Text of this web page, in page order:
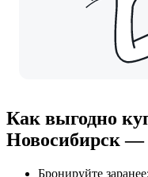
Как выгодно
Новосибирск —
Бронируйте